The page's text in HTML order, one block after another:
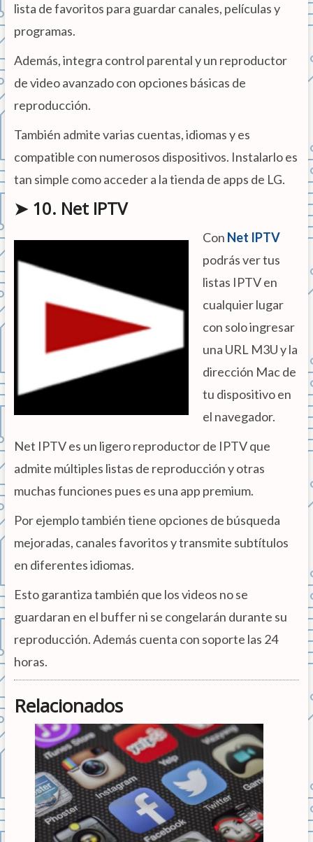
lista de favoritos para guardar canales, películas y
programas.
Además, integra control parental y un reproductor
de video avanzado con opciones básicas de
reproducción.
También admite varias cuentas, idiomas y es
compatible con numerosos dispositivos. Instalarlo es
tan simple como acceder a la tienda de apps de LG.
➤ 10. Net IPTV
Con Net IPTV
podrás ver tus
listas IPTV en
cualquier lugar
con solo ingresar
una URL M3U y la
dirección Mac de
tu dispositivo en
el navegador.
Net IPTV es un ligero reproductor de IPTV que
admite múltiples listas de reproducción y otras
muchas funciones pues es una app premium.
Por ejemplo también tiene opciones de búsqueda
mejoradas, canales favoritos y transmite subtítulos
en diferentes idiomas.
Esto garantiza también que los videos no se
guardaran en el buffer ni se congelarán durante su
reproducción. Además cuenta con soporte las 24
horas.
Relacionados